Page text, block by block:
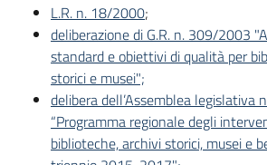
L.R. n. 18/2000;
deliberazione di G.R. n. 309/2003
standard e obiettivi di qualità per
storici e musei";
delibera dell’Assemblea legislativa
“Programma regionale degli
biblioteche, archivi storici, musei e